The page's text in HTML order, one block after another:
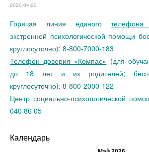
2020-04-20
Горячая линия единоготелефона
экстренной психологической помощи
круглосуточно): 8-800-7000-183
Телефон доверия «Компас» (для
до 18 лет и их родителей;
круглосуточно): 8-800-2000-122
Центр социально-психологической
040 86 05
Календарь